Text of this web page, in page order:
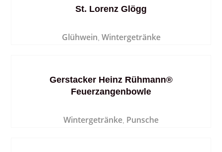
Glühwein Wintergetränke
St. Lorenz Glögg
Wintergetränke Punsche
Gerstacker Heinz Rühmann®
Feuerzangenbowle